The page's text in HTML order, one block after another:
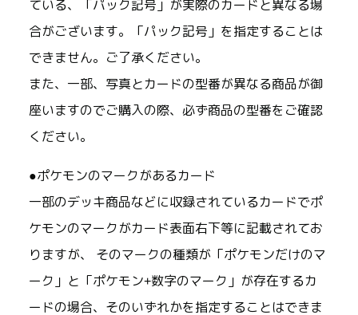
ている、「パック記号」が実際のカードと異なる場
合がございます。「パック記号」を指定することは
できません。ご了承ください。
また、一部、写真とカードの型番が異なる商品が御
座いますのでご購入の際、必ず商品の型番をご確認
ください。
●ポケモンのマークがあるカード
一部のデッキ商品などに収録されているカードでポ
ケモンのマークがカード表面右下等に記載されてお
りますが、 そのマークの種類が「ポケモンだけのマ
ーク」と「ポケモン+数字のマーク」が存在するカ
ードの場合、そのいずれかを指定することはできま